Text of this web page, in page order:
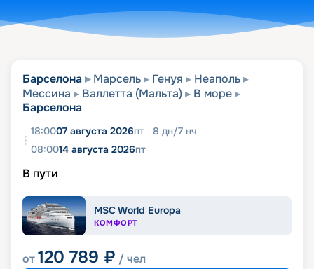
Барселона Марсель Генуя
Неаполь
Мессина
Валлетта (Мальта)
В море
Барселона
18:0007 августа 2026пт 8 дн/7 нч
08:0014 августа 2026пт
В пути
MSC World Europa
КОМФОРТ
от120 789 ₽ / чел